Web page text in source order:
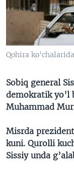
VIDEO
XABARLAR
ODNOKLASSNIKI
TELEGRAM
TWITTER
Qohira ko'chalarida
Sobiq general
demokratik yo’l
Muhammad
Misrda
kuni. Qurolli
Sissiy unda